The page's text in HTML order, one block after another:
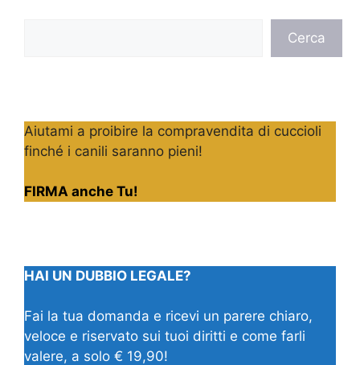
Cerca
Aiutami a proibire la compravendita di cuccioli
finché i canili saranno pieni!
FIRMA anche Tu!
HAI UN DUBBIO LEGALE?
Fai la tua domanda e ricevi un parere chiaro,
veloce e riservato sui tuoi diritti e come farli
valere, a solo € 19,90!